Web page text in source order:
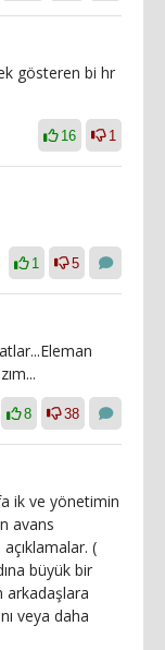
gösteren bi hr
16 1
1 5
8 38
ik ve yönetimin
avans
(
büyük bir
arkadaşlara
veya daha